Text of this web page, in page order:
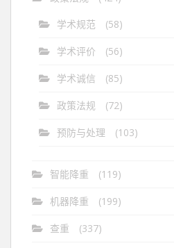
学术规范
(58)
学术评价 (56)
学术诚信 (85)
政策法规 (72)
预防与处理 (103)
智能降重 (119)
机器降重 (199)
查重 (337)